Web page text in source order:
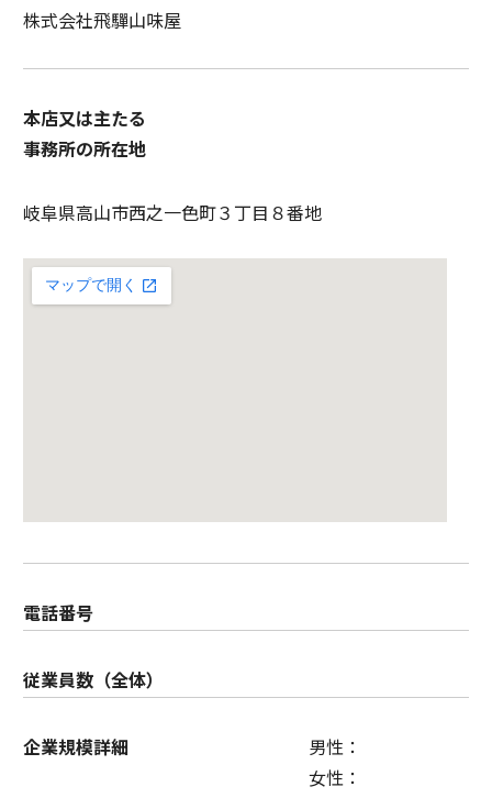
株式会社飛驒山味屋
本店又は主たる
事務所の所在地
岐阜県高山市西之一色町３丁目８番地
電話番号
従業員数（全体）
企業規模詳細
男性：
女性：